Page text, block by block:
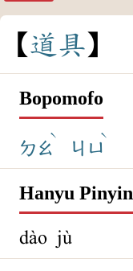
道具
Bopomofo
ㄉㄠ
ˋ
ㄐㄩ
ˋ
Hanyu Pinyin
dào jù